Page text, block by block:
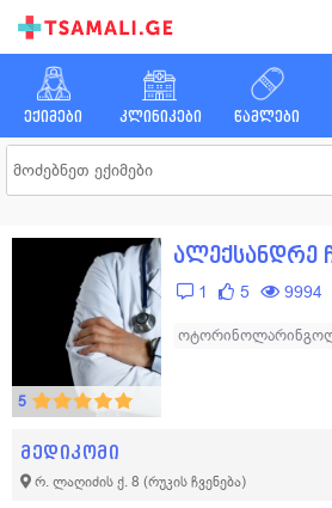
ექიმები კლინიკები წამლები
5
ალექსანდრე
1 5 9994
მედიკომი
რ. ლაღიძის ქ. 8 (რუკის ჩვენება)